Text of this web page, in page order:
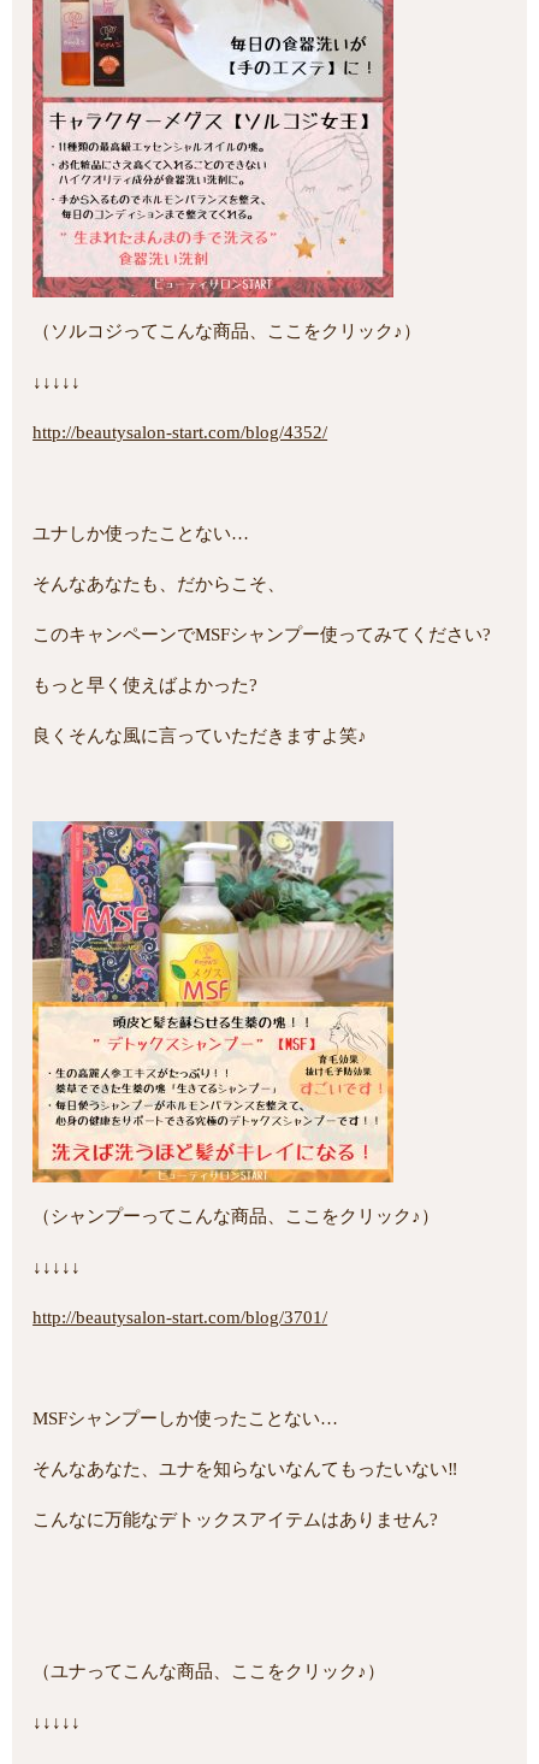
（ソルコジってこんな商品、ここをクリック♪）
↓↓↓↓↓
http://beautysalon-start.com/blog/4352/
ユナしか使ったことない…
そんなあなたも、だからこそ、
このキャンペーンでMSFシャンプー使ってみてください?
もっと早く使えばよかった?
良くそんな風に言っていただきますよ笑♪
（シャンプーってこんな商品、ここをクリック♪）
↓↓↓↓↓
http://beautysalon-start.com/blog/3701/
MSFシャンプーしか使ったことない…
そんなあなた、ユナを知らないなんてもったいない‼
こんなに万能なデトックスアイテムはありません?
（ユナってこんな商品、ここをクリック♪）
↓↓↓↓↓